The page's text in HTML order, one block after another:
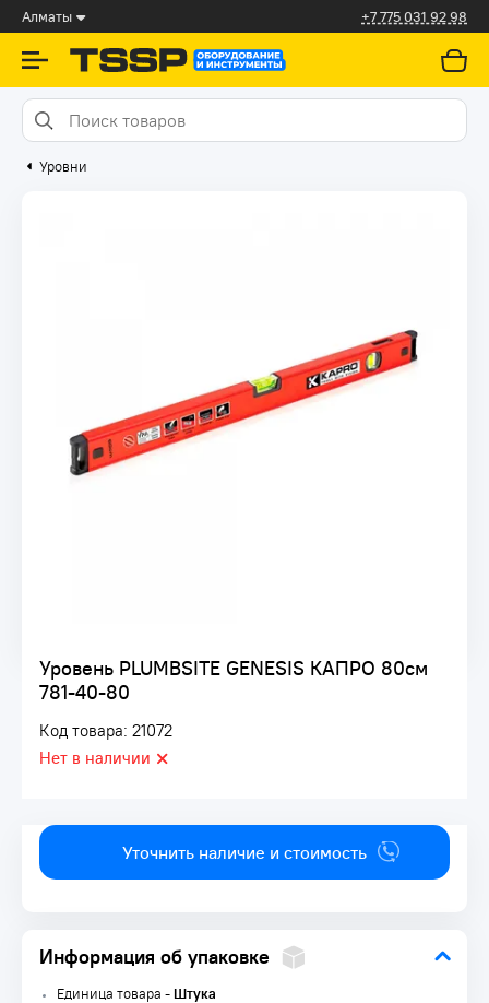
Алматы +7 775 031 92 98
Уровни
Уровень PLUMBSITE GENESIS КАПРО 80см
781-40-80
Код товара: 21072
Нет в наличии
Уточнить наличие и стоимость
Информация об упаковке
Единица товара -Штука